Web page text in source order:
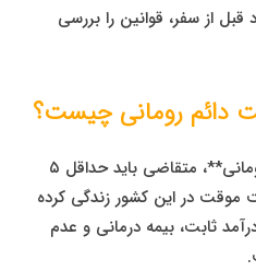
از سفر، قوانین را بررسی
برای درخواست **اقامت دائم رومانی**، متقاضی باید حداقل ۵
موقت در این کشور زندگی کرده
ثابت، بیمه درمانی و عدم